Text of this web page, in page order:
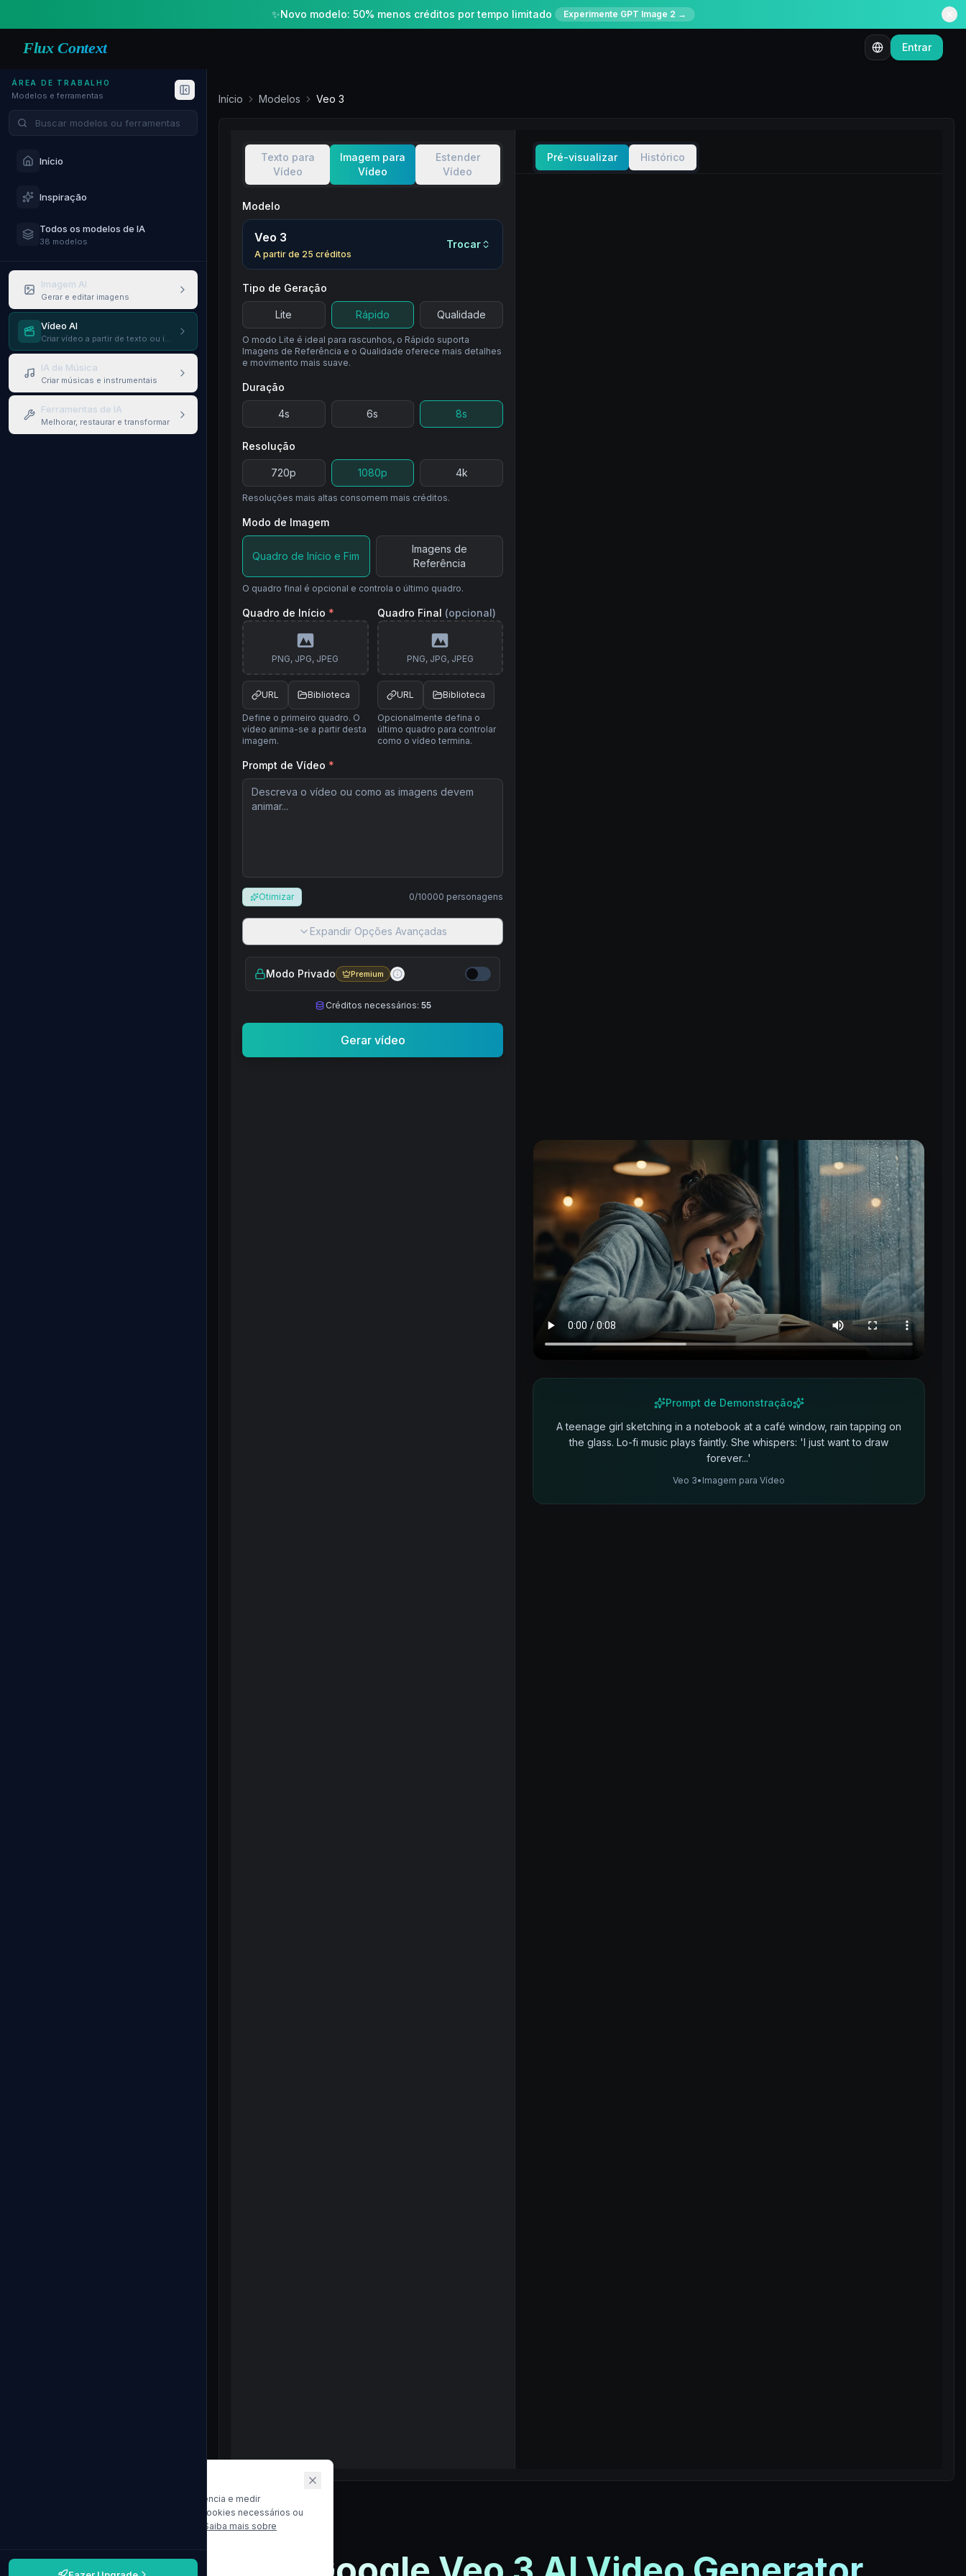
✨Novo modelo: 50% menos créditos por tempo limitado Experimente GPT Image 2 →
Flux Context Entrar
ÁREA DE TRABALHO
Modelos e ferramentas
Buscar modelos e ferramentas
Início
Inspiração
Todos os modelos de IA
38 modelos
Imagem AI
Gerar e editar imagens
Vídeo AI
Criar vídeo a partir de texto ou imagens
IA de Música
Criar músicas e instrumentais
Ferramentas de IA
Melhorar, restaurar e transformar
Início Modelos Veo 3
Texto para
Vídeo
Imagem para
Vídeo
Estender
Vídeo
Modelo
Veo 3
A partir de 25 créditos
Trocar
Tipo de Geração
Lite Rápido Qualidade
O modo Lite é ideal para rascunhos, o Rápido suporta
Imagens de Referência e o Qualidade oferece mais detalhes
e movimento mais suave.
Duração
4s 6s 8s
Resolução
720p 1080p 4k
Resoluções mais altas consomem mais créditos.
Modo de Imagem
Quadro de Início e Fim
Imagens de
Referência
O quadro final é opcional e controla o último quadro.
Quadro de Início *
PNG, JPG, JPEG
URL Biblioteca
Define o primeiro quadro. O
vídeo anima-se a partir desta
imagem.
Quadro Final (opcional)
PNG, JPG, JPEG
URL Biblioteca
Opcionalmente defina o
último quadro para controlar
como o vídeo termina.
Prompt de Vídeo *
Otimizar 0/10000 personagens
Expandir Opções Avançadas
Modo Privado Premium
Créditos necessários: 55
Gerar vídeo
Pré-visualizar Histórico
Prompt de Demonstração
A teenage girl sketching in a notebook at a café window, rain tapping on
the glass. Lo-fi music plays faintly. She whispers: 'I just want to draw
forever...'
Veo 3• Imagem para Vídeo
Usamos cookies para melhorar sua experiência e medir
conversões. Você pode escolher apenas cookies necessários ou
Saiba mais sobre